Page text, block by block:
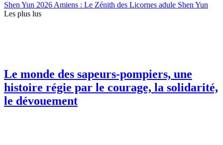
Shen Yun 2026 Amiens : Le Zénith des Licornes adule Shen Yun
Les plus lus
Le monde des sapeurs-pompiers, une
histoire régie par le courage, la solidarité,
le dévouement